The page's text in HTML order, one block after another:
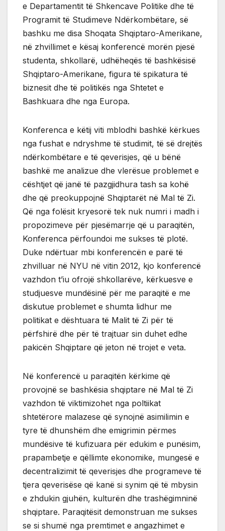
e Departamentit të Shkencave Politike dhe të
Programit të Studimeve Ndërkombëtare, së
bashku me disa Shoqata Shqiptaro-Amerikane,
në zhvillimet e kësaj konferencë morën pjesë
studenta, shkollarë, udhëheqës të bashkësisë
Shqiptaro-Amerikane, figura të spikatura të
biznesit dhe të politikës nga Shtetet e
Bashkuara dhe nga Europa.
Konferenca e këtij viti mblodhi bashkë kërkues
nga fushat e ndryshme të studimit, të së drejtës
ndërkombëtare e të qeverisjes, që u bënë
bashkë me analizue dhe vlerësue problemet e
cështjet që janë të pazgjidhura tash sa kohë
dhe që preokuppojnë Shqiptarët në Mal të Zi.
Që nga folësit kryesorë tek nuk numri i madh i
propozimeve për pjesëmarrje që u paraqitën,
Konferenca përfoundoi me sukses të plotë.
Duke ndërtuar mbi konferencën e parë të
zhvilluar në NYU në vitin 2012, kjo konferencë
vazhdon t’iu ofrojë shkollarëve, kërkuesve e
studjuesve mundësinë për me paraqitë e me
diskutue problemet e shumta lidhur me
politikat e dështuara të Malit të Zi për të
përfshirë dhe për të trajtuar sin duhet edhe
pakicën Shqiptare që jeton në trojet e veta.
Në konferencë u paraqitën kërkime që
provojnë se bashkësia shqiptare në Mal të Zi
vazhdon të viktimizohet nga poltiikat
shtetërore malazese që synojnë asimilimin e
tyre të dhunshëm dhe emigrimin përmes
mundësive të kufizuara për edukim e punësim,
prapambetje e qëllimte ekonomike, mungesë e
decentralizimit të qeverisjes dhe programeve të
tjera qeverisëse që kanë si synim që të mbysin
e zhdukin gjuhën, kulturën dhe trashëgimninë
shqiptare. Paraqitësit demonstruan me sukses
se si shumë nga premtimet e angazhimet e